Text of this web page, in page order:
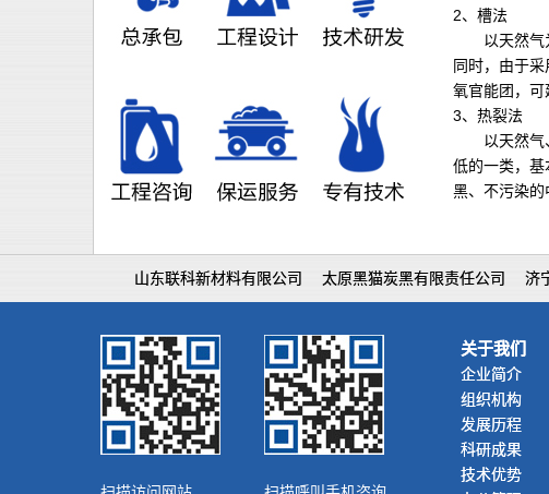
2、槽法
以天然气
同时，由于
氧官能团，可
3、热裂法
以天然
低的一类，
黑、不污染的
山东联科新材料有限公司 太原黑猫炭黑有限责任公司 济
关于我们
企业简介
组织机构
发展历程
科研成果
技术优势